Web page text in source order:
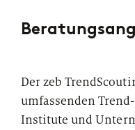
Der zeb
umfassenden
Institute und